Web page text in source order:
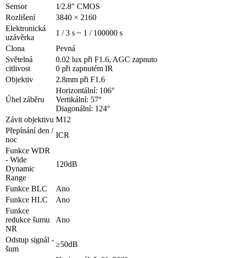
Sensor
1⁄2.8" CMOS
Rozlišení
3840 × 2160
Elektronická
uzávěrka
1 / 3 s ~ 1 / 100000 s
Clona
Pevná
Světelná
citlivost
0.02 lux při F1.6, AGC zapnuto
0 při zapnutém IR
Objektiv
2.8mm při F1.6
Úhel záběru
Horizontální: 106°
Vertikální: 57°
Diagonální: 124°
Závit objektivu M12
Přepínání den /
noc
ICR
Funkce WDR
- Wide
Dynamic
Range
120dB
Funkce BLC
Ano
Funkce HLC
Ano
Funkce
redukce šumu
NR
Ano
Odstup signál -
šum
≥50dB